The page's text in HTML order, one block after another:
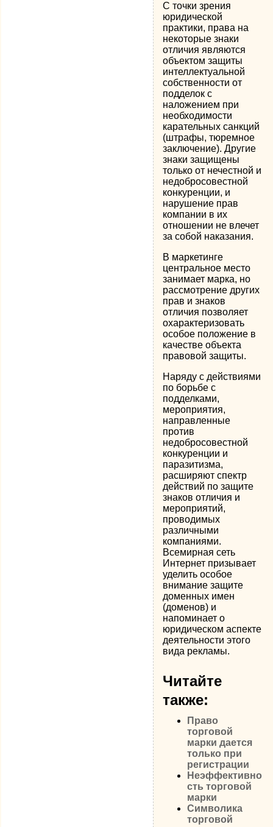
С точки зрения
юридической
практики, права на
некоторые знаки
отличия являются
объектом защиты
интеллектуальной
собственности от
подделок с
наложением при
необходимости
карательных санкций
(штрафы, тюремное
заключение). Другие
знаки защищены
только от нечестной и
недобросовестной
конкуренции, и
нарушение прав
компании в их
отношении не влечет
за собой наказания.
В маркетинге
центральное место
занимает марка, но
рассмотрение других
прав и знаков
отличия позволяет
охарактеризовать
особое положение в
качестве объекта
правовой защиты.
Наряду с действиями
по борьбе с
подделками,
мероприятия,
направленные
против
недобросовестной
конкуренции и
паразитизма,
расширяют спектр
действий по защите
знаков отличия и
мероприятий,
проводимых
различными
компаниями.
Всемирная сеть
Интернет призывает
уделить особое
внимание защите
доменных имен
(доменов) и
напоминает о
юридическом аспекте
деятельности этого
вида рекламы.
Читайте
также:
Право
торговой
марки дается
только при
регистрации
Неэффективно
сть торговой
марки
Символика
торговой